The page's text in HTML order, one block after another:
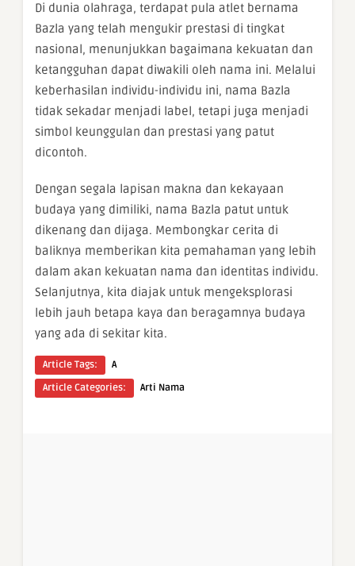
Di dunia olahraga, terdapat pula atlet bernama
Bazla yang telah mengukir prestasi di tingkat
nasional, menunjukkan bagaimana kekuatan dan
ketangguhan dapat diwakili oleh nama ini. Melalui
keberhasilan individu-individu ini, nama Bazla
tidak sekadar menjadi label, tetapi juga menjadi
simbol keunggulan dan prestasi yang patut
dicontoh.
Dengan segala lapisan makna dan kekayaan
budaya yang dimiliki, nama Bazla patut untuk
dikenang dan dijaga. Membongkar cerita di
baliknya memberikan kita pemahaman yang lebih
dalam akan kekuatan nama dan identitas individu.
Selanjutnya, kita diajak untuk mengeksplorasi
lebih jauh betapa kaya dan beragamnya budaya
yang ada di sekitar kita.
Article Tags:
A
Article Categories:
Arti Nama